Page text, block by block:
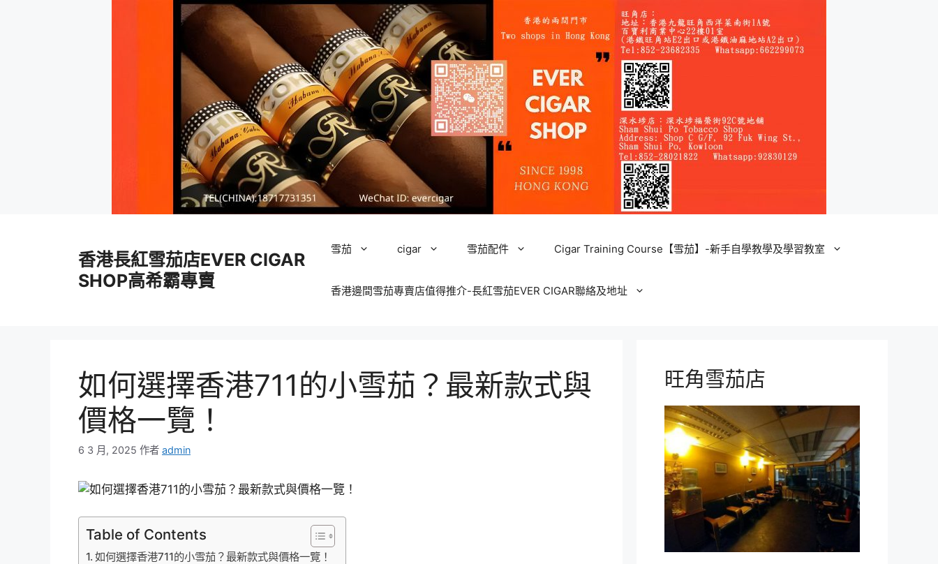
香港長紅雪茄店EVER CIGAR
SHOP高希霸專賣
雪茄 cigar 雪茄配件 Cigar Training Course【雪茄】-新手自學教學及學習教室
香港邊間雪茄專賣店值得推介-長紅雪茄EVER CIGAR聯絡及地址
如何選擇香港711的小雪茄？最新款式與
價格一覽！
6 3 月, 2025 作者 admin
Table of Contents
如何選擇香港711的小雪茄？最新款式與價格一覽！
旺角雪茄店